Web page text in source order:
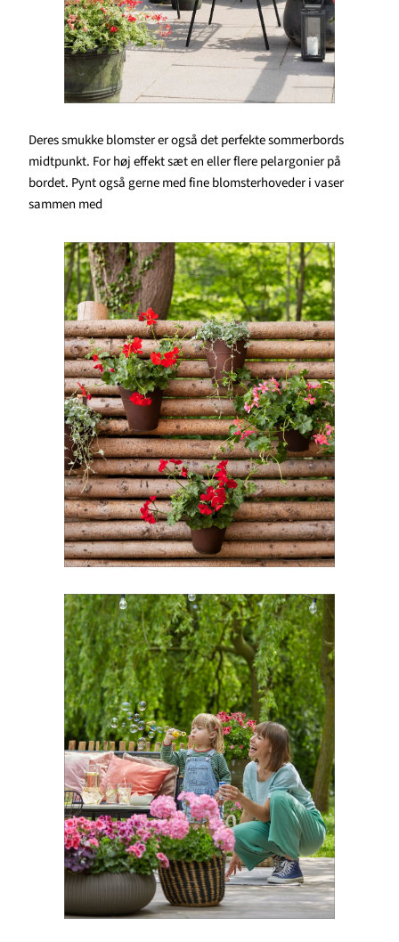
Deres smukke blomster er også det perfekte sommerbords
midtpunkt. For høj effekt sæt en eller flere pelargonier på
bordet. Pynt også gerne med fine blomsterhoveder i vaser
sammen med